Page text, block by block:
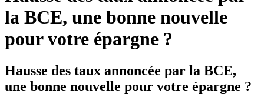
la BCE, une bonne nouvelle
pour votre épargne ?
Hausse des taux annoncée par la BCE,
une bonne nouvelle pour votre épargne ?